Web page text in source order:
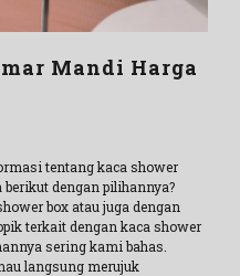
Mandi Harga
tentang kaca shower
dengan pilihannya?
box atau juga dengan
terkait dengan kaca shower
sering kami bahas.
langsung merujuk